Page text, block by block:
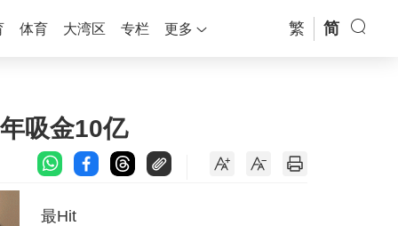
体育 大湾区 专栏 更多 繁 简
吸金10亿
最Hit